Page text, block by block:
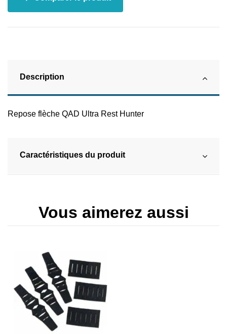
Description
Repose flèche QAD Ultra Rest Hunter
Caractéristiques du produit
Vous aimerez aussi